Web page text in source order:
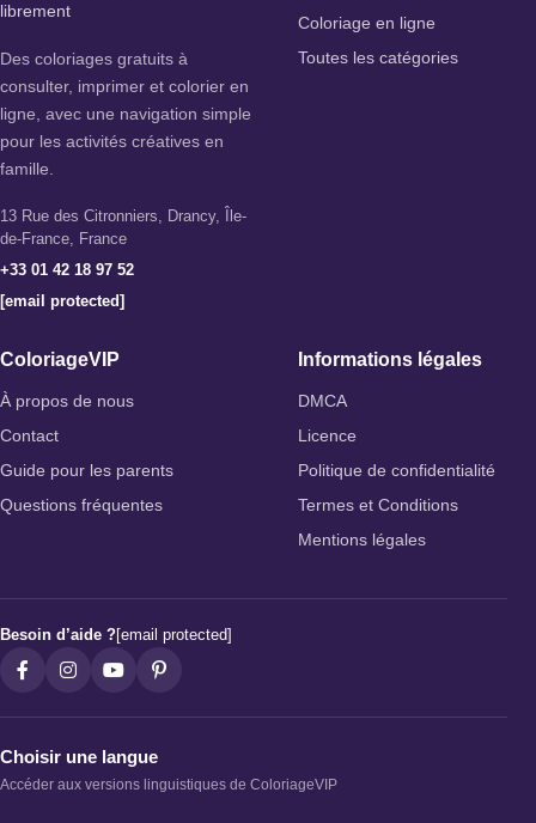
librement
Des coloriages gratuits à
consulter, imprimer et colorier en
ligne, avec une navigation simple
pour les activités créatives en
famille.
13 Rue des Citronniers, Drancy, Île-
de-France, France
+33 01 42 18 97 52
[email protected]
Coloriage en ligne
Toutes les catégories
ColoriageVIP
À propos de nous
Contact
Guide pour les parents
Questions fréquentes
Informations légales
DMCA
Licence
Politique de confidentialité
Termes et Conditions
Mentions légales
Besoin d’aide ?[email protected]
Choisir une langue
Accéder aux versions linguistiques de ColoriageVIP